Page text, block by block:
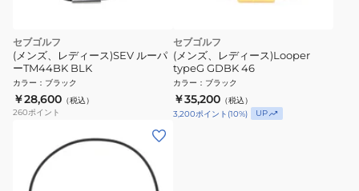
セブゴルフ
(メンズ、レディース)SEV ルーパ
ーTM44BK BLK
カラー ： ブラック
￥28,600 （税込）
260ポイント
セブゴルフ
(メンズ、レディース)Looper
typeG GDBK 46
カラー ： ブラック
￥35,200 （税込）
3,200ポイント (10%) UP